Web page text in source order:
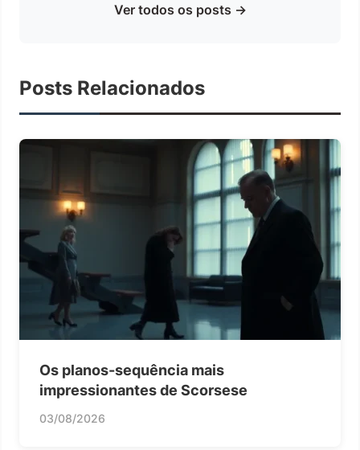
Ver todos os posts →
Posts Relacionados
Os planos-sequência mais
impressionantes de Scorsese
03/08/2026